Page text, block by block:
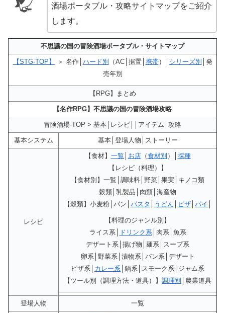
酒場ポータブル・攻略サイトマップをご紹介
します。
不思議の国の冒険酒場ポータブル・サイトマップ
【STG-TOP】 ＞ 名作│ ハード別 （AC│据置│ 携帯）│ シリーズ別
│発
売年別
【RPG】まとめ
【名作RPG】不思議の国の冒険酒場攻略
冒険酒場-TOP > 基本│レシピ││アイテム│攻略
基本システム 基本│登場人物│ストーリー
レシピ
【食材】 一覧 お店（食材別 ）│ 採種
【レシピ（料理）】
【食材別】一覧│調味料│野菜│果実│キノコ類
穀類│乳製品│肉類│海産物
【穀類】小麦粉│パン│ パスタ うどん ピザ│ パイ
【料理のジャンル別】
ライス系│
ドリンク系 │肉系│魚系
デザート系│揚げ物│麺系│スープ系
卵系│野菜系│漬物系│パン系│デザート
ピザ系│ カレー系 │鍋系│スモーク系│ジャム系
【ツール別（調理方法・道具）】 調理別 │農業道具
登場人物 一覧